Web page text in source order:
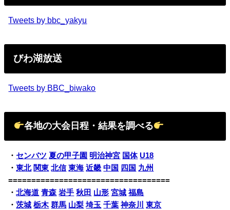
Tweets by bbc_yakyu
びわ湖放送
Tweets by BBC_biwako
各地の大会日程・結果を調べる
・ センバツ 夏の甲子園 明治神宮 国体 U18
・東北 関東 北信 東海 近畿 中国 四国 九州
===================================
・北海道 青森 岩手 秋田 山形 宮城 福島
・茨城 栃木 群馬 山梨 埼玉 千葉 神奈川
東京